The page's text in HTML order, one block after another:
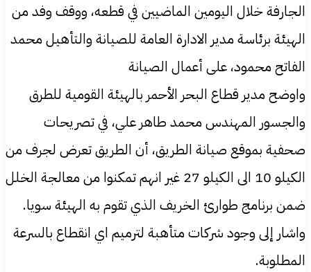
الجارفة خلال اليومين الماضيين في قطعه، ووقف وفد من
الهيئة برئاسة مدير الادارة العامة للصيانة والتأهيل محمد
الفاتح محمود، على أعمال الصيانة
واوضح مدير قطاع البحر الأحمر بالهيئة القومية للطرق
والجسور المهندس محمد طاهر علي، في تصريحات
صحفية بموقع صيانة الطريق، أن الطريق تعرض لجرف من
الكيلو 10 الى الكيلو 27 غير انهم تمكنوا من معالجة الخلل
ضمن برنامج طوارئ الخريف الذي تقوم به الهيئة سويا.
واشار إلى وجود شركات متأهبة لترميم اي انقطاع بالسرعة
المطلوبة.